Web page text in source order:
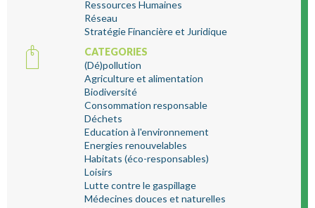
Ressources Humaines
Réseau
Stratégie Financière et Juridique
CATEGORIES
(Dé)pollution
Agriculture et alimentation
Biodiversité
Consommation responsable
Déchets
Education à l'environnement
Energies renouvelables
Habitats (éco-responsables)
Loisirs
Lutte contre le gaspillage
Médecines douces et naturelles